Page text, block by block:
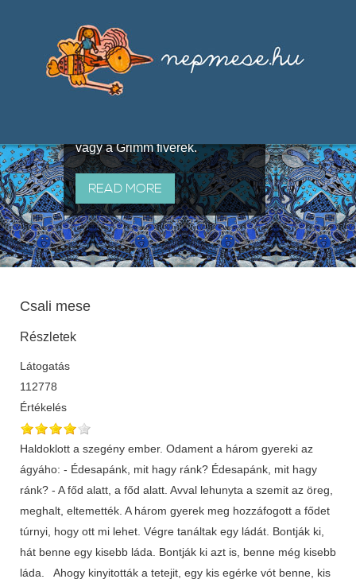
útján terjedő elbeszélésekből,
melyeket olyan ismert gyűjtők
állítottak össze, mint Benedek
vagy a Grimm fivérek.
READ MORE
Csali mese
Részletek
Látogatás
112778
Értékelés
Haldoklott a szegény ember. Odament a három gyereki az
ágyáho: - Édesapánk, mit hagy ránk? Édesapánk, mit hagy
ránk? - A főd alatt, a főd alatt. Avval lehunyta a szemit az öreg,
meghalt, eltemették. A három gyerek meg hozzáfogott a fődet
túrnyi, hogy ott mi lehet. Végre tanáltak egy ládát. Bontják ki,
hát benne egy kisebb láda. Bontják ki azt is, benne még kisebb
láda. Ahogy kinyitották a tetejit, egy kis egérke vót benne, kis